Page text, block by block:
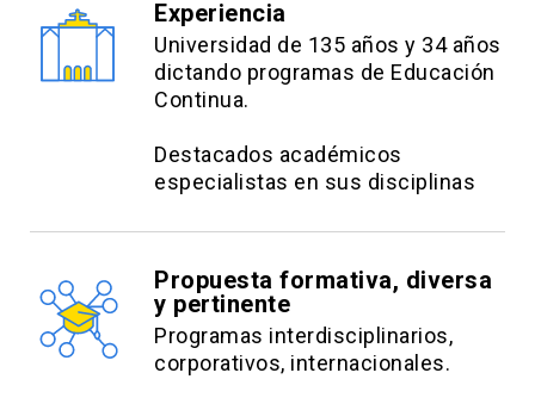
Experiencia
Universidad de 135 años y 34 años
dictando programas de Educación
Continua.
Destacados académicos
especialistas en sus disciplinas
Propuesta formativa, diversa
y pertinente
Programas interdisciplinarios,
corporativos, internacionales.